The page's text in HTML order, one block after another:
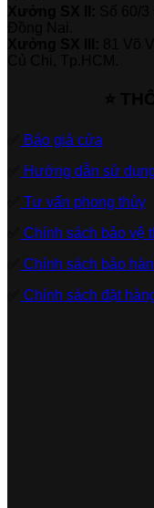
Báo giá cửa
Hướng dẫn sử
Tư vấn phong thủy
Chính sách bảo vệ
Chính sách bảo
Chính sách đặt